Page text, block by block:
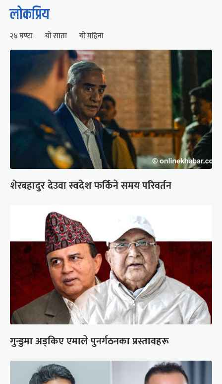
लोकप्रिय
२४ घण्टा यो साता यो महिना
शेरबहादुर देउवा स्वदेश फर्किने समय परिवर्तन
गुन्डुमा अड्किए एमाले पुनर्गठनका प्रस्तावहरू